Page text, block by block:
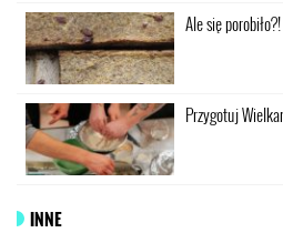
Ale się
Przygotuj
INNE